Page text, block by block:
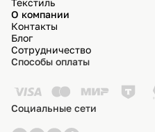
Текстиль
О компании
Контакты
Блог
Сотрудничество
Способы оплаты
Социальные сети